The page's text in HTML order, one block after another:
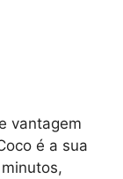
vantagem
é a sua